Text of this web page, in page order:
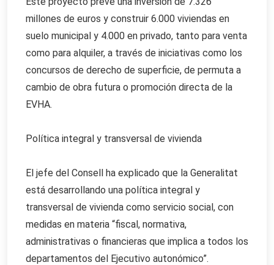
millones de euros y construir 6.000 viviendas en
suelo municipal y 4.000 en privado, tanto para venta
como para alquiler, a través de iniciativas como los
concursos de derecho de superficie, de permuta a
cambio de obra futura o promoción directa de la
EVHA.
Política integral y transversal de vivienda
El jefe del Consell ha explicado que la Generalitat
está desarrollando una política integral y
transversal de vivienda como servicio social, con
medidas en materia “fiscal, normativa,
administrativas o financieras que implica a todos los
departamentos del Ejecutivo autonómico”.